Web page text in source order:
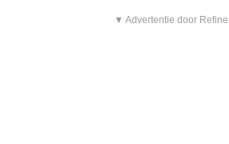
▼ Advertentie door